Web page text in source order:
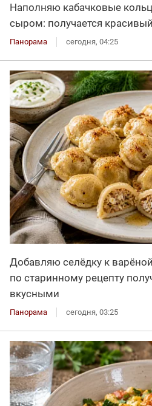
Наполняю кабачковые
сыром: получается
Панорама сегодня, 04:25
Добавляю селёдку к
по старинному рецепту
вкусными
Панорама сегодня, 03:25